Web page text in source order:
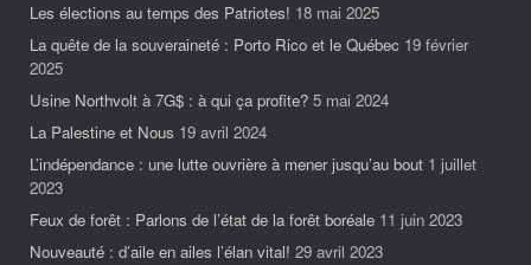
Les élections au temps des Patriotes! 18 mai 2025
La quête de la souveraineté : Porto Rico et le Québec 19 février
2025
Usine Northvolt à 7G$ : à qui ça profite? 5 mai 2024
La Palestine et Nous 19 avril 2024
L’indépendance : une lutte ouvrière à mener jusqu’au bout 1 juillet
2023
Feux de forêt : Parlons de l’état de la forêt boréale 11 juin 2023
Nouveauté : d’aile en ailes l’élan vital! 29 avril 2023